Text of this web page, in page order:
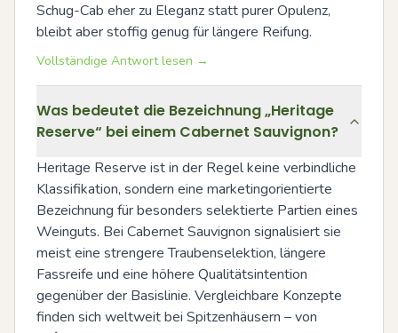
Schug-Cab eher zu Eleganz statt purer Opulenz,
bleibt aber stoffig genug für längere Reifung.
Vollständige Antwort lesen →
Was bedeutet die Bezeichnung „Heritage
Reserve“ bei einem Cabernet Sauvignon?
Heritage Reserve ist in der Regel keine verbindliche
Klassifikation, sondern eine marketingorientierte
Bezeichnung für besonders selektierte Partien eines
Weinguts. Bei Cabernet Sauvignon signalisiert sie
meist eine strengere Traubenselektion, längere
Fassreife und eine höhere Qualitätsintention
gegenüber der Basislinie. Vergleichbare Konzepte
finden sich weltweit bei Spitzenhäusern – von